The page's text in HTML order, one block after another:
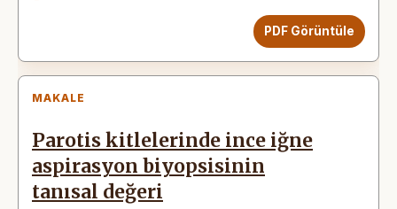
PDF Görüntüle
MAKALE
Parotis kitlelerinde ince iğne
aspirasyon biyopsisinin
tanısal değeri